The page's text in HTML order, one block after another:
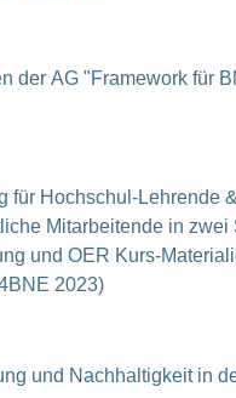
der AG "Framework für
für Hochschul-Lehrende &
Mitarbeitende in zwei
und OER Kurs-
2023)
und Nachhaltigkeit in